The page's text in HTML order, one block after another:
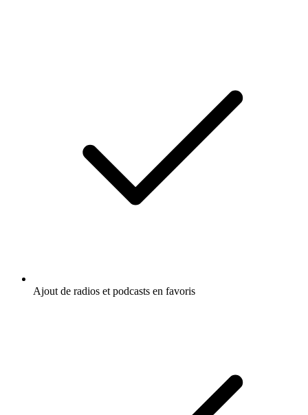
Ajout de radios et podcasts en favoris